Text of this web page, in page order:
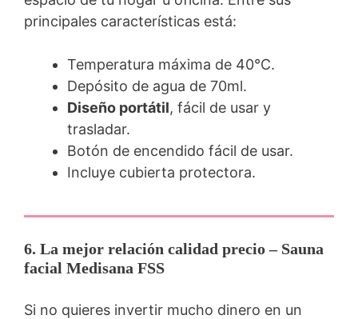
principales características está:
Temperatura máxima de 40℃.
Depósito de agua de 70ml.
Diseño portátil, fácil de usar y
trasladar.
Botón de encendido fácil de usar.
Incluye cubierta protectora.
6. La mejor relación calidad precio – Sauna
facial Medisana FSS
Si no quieres invertir mucho dinero en un